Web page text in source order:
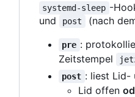
systemd-sleep -
und
post (nach
pre :
Zeitstempel
post : liest Lid-
Lid offen